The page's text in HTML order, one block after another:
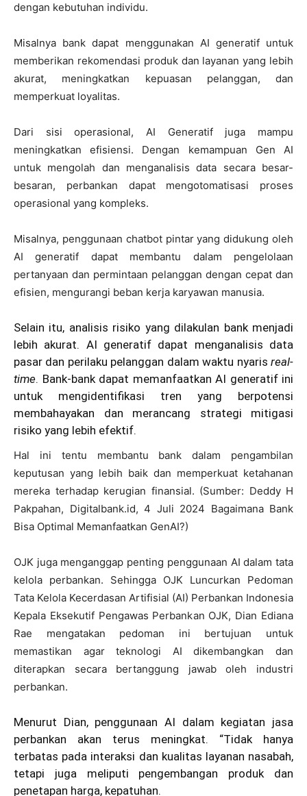
dengan kebutuhan individu.
Misalnya bank dapat menggunakan AI generatif untuk
memberikan rekomendasi produk dan layanan yang lebih
akurat, meningkatkan kepuasan pelanggan, dan
memperkuat loyalitas.
Dari sisi operasional, AI Generatif juga mampu
meningkatkan efisiensi. Dengan kemampuan Gen AI
untuk mengolah dan menganalisis data secara besar-
besaran, perbankan dapat mengotomatisasi proses
operasional yang kompleks.
Misalnya, penggunaan chatbot pintar yang didukung oleh
AI generatif dapat membantu dalam pengelolaan
pertanyaan dan permintaan pelanggan dengan cepat dan
efisien, mengurangi beban kerja karyawan manusia.
Selain itu, analisis risiko yang dilakulan bank menjadi
lebih akurat. AI generatif dapat menganalisis data
pasar dan perilaku pelanggan dalam waktu nyaris real-
time. Bank-bank dapat memanfaatkan AI generatif ini
untuk mengidentifikasi tren yang berpotensi
membahayakan dan merancang strategi mitigasi
risiko yang lebih efektif.
Hal ini tentu membantu bank dalam pengambilan
keputusan yang lebih baik dan memperkuat ketahanan
mereka terhadap kerugian finansial. (Sumber: Deddy H
Pakpahan, Digitalbank.id, 4 Juli 2024 Bagaimana Bank
Bisa Optimal Memanfaatkan GenAI?)
OJK juga menganggap penting penggunaan AI dalam tata
kelola perbankan. Sehingga OJK Luncurkan Pedoman
Tata Kelola Kecerdasan Artifisial (AI) Perbankan Indonesia
Kepala Eksekutif Pengawas Perbankan OJK, Dian Ediana
Rae mengatakan pedoman ini bertujuan untuk
memastikan agar teknologi AI dikembangkan dan
diterapkan secara bertanggung jawab oleh industri
perbankan.
Menurut Dian, penggunaan AI dalam kegiatan jasa
perbankan akan terus meningkat. “Tidak hanya
terbatas pada interaksi dan kualitas layanan nasabah,
tetapi juga meliputi pengembangan produk dan
penetapan harga, kepatuhan.